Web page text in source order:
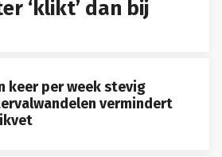
‘klikt’ dan bij
keer per week stevig
vermindert